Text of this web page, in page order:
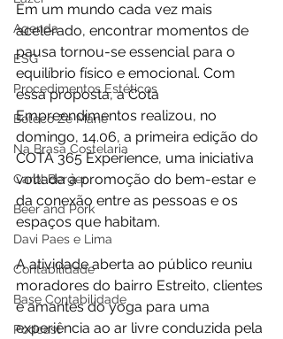
Agenda
ESG
Procedimentos Estéticos
Boteco Zé Mané
Na Brasa Costelaria
Carol Berger
Beer and Pork
Davi Paes e Lima
Contabilidade
Base Contabilidade
Podcast
Em um mundo cada vez mais
acelerado, encontrar momentos de
pausa tornou-se essencial para o
equilíbrio físico e emocional. Com
essa proposta, a Cota
Empreendimentos realizou, no
domingo, 14.06, a primeira edição do
COTA 365 Experience, uma iniciativa
voltada à promoção do bem-estar e
da conexão entre as pessoas e os
espaços que habitam.
A atividade aberta ao público reuniu
moradores do bairro Estreito, clientes
e amantes do yoga para uma
experiência ao ar livre conduzida pela